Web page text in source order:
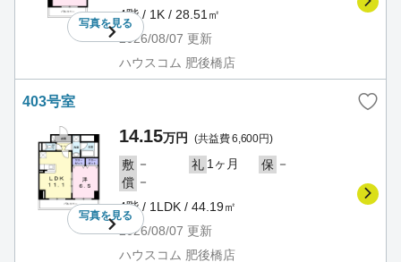
写真を見る
4階 / 1K / 28.51㎡
2026/08/07 更新
ハウスコム 肥後橋店
403号室
写真を見る
14.15万円 (共益費 6,600円)
敷 － 礼 1ヶ月 保 －
償 －
4階 / 1LDK / 44.19㎡
2026/08/07 更新
ハウスコム 肥後橋店